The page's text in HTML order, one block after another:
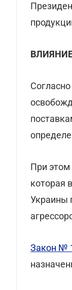
Согласно
При этом
которая
Украины
Закон №